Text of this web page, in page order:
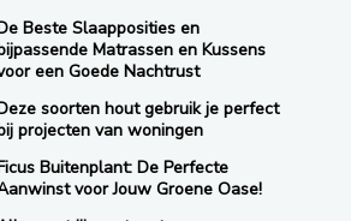
Beste Slaapposities en
Matrassen en Kussens
een Goede Nachtrust
soorten hout gebruik je perfect
projecten van woningen
Buitenplant: De Perfecte
voor Jouw Groene Oase!